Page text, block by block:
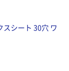
シート 30穴 ワ